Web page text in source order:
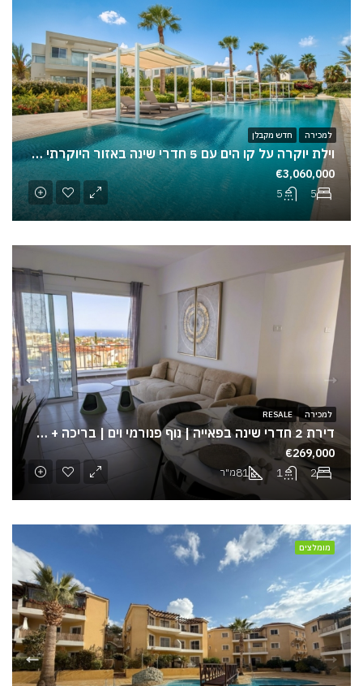
וילת יוקרה על קו הים עם 5 חדרי שינה באזור היוקרתי ביותר בפאפוס
5
5
€3,060,000
למכירה חדש מקבלן
דירת 2 חדרי שינה בפאייה | נוף פנורמי וים | בריכה + מעלית | השקעה מצוינת
2
1
81מ"ר
€269,000
למכירה RESALE
מומלצים